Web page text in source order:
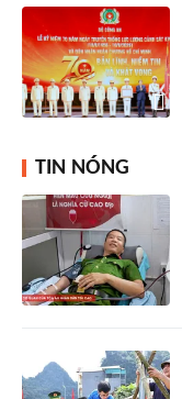
TIN NÓNG